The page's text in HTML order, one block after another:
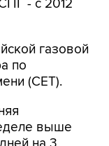
газовой
(CET).
на 3